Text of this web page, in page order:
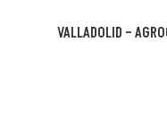
VALLADOLID –